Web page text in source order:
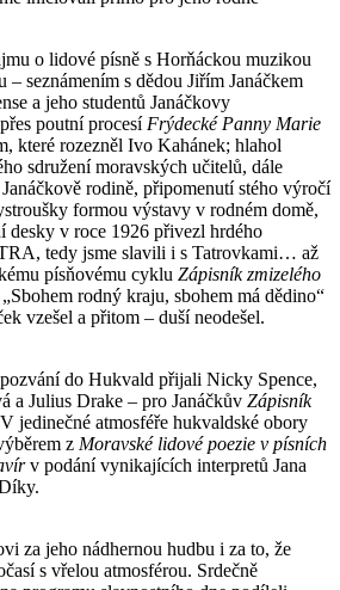
o lidové písně s Horňáckou muzikou
seznámením s dědou Jiřím Janáčkem
a jeho studentů Janáčkovy
poutní procesíFrýdecké Panny Marie
které rozezněl Ivo Kahánek; hlahol
sdružení moravských učitelů, dále
rodině, připomenutí stého výročí
formou výstavy v rodném domě,
desky v roce 1926 přivezl hrdého
tedy jsme slavili i s Tatrovkami… až
písňovému cyklu Zápisník zmizelého
rodný kraju, sbohem má dědino“
vzešel a přitom – duší neodešel.
do Hukvald přijali Nicky Spence,
a Julius Drake – pro Janáčkův Zápisník
jedinečné atmosféře hukvaldské obory
z Moravské lidové poezie v písních
v podání vynikajících interpretů Jana
za jeho nádhernou hudbu i za to, že
s vřelou atmosférou. Srdečně